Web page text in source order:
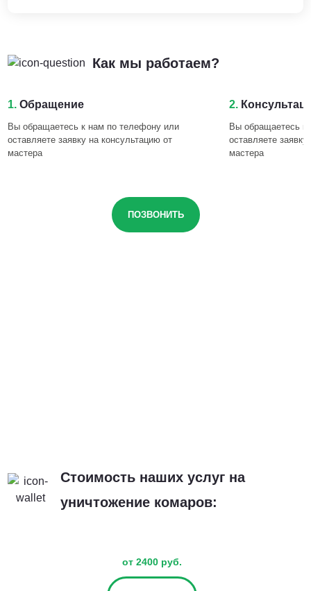
Как мы работаем?
1. Обращение
Вы обращаетесь к нам по телефону или
оставляете заявку на консультацию от
мастера
2.
Вы обращаетесь
оставляете
мастера
ПОЗВОНИТЬ
Стоимость наших услуг на
уничтожение комаров:
от 2400 руб.